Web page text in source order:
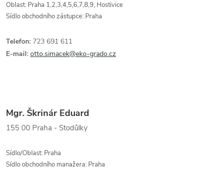
Oblast: Praha 1,2,3,4,5,6,7,8,9, Hostivice
Sídlo obchodního zástupce: Praha
Telefon: 723 691 611
E-mail: otto.simacek@eko-grado.cz
Mgr. Škrinár Eduard
155 00 Praha - Stodůlky
Sídlo/Oblast: Praha
Sídlo obchodního manažera: Praha